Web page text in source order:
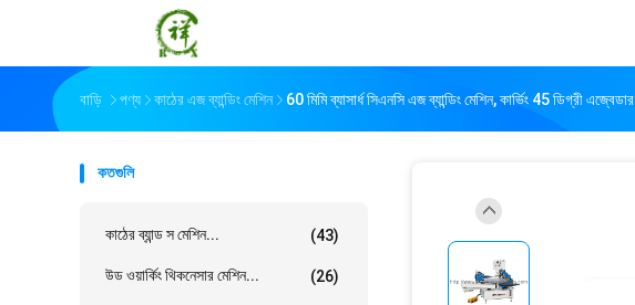
বাড়ি পণ্য কাঠের এজ ব্যান্ডিং মেশিন 60 মিমি ব্যাসার্ধ সিএনসি এজ ব্যান্ডিং মেশিন, কার্ভিং 45 ডিগ্রী এজ্বেডার
কতগুলি
কাঠের ব্যান্ড স মেশিন... (43)
উড ওয়ার্কিং থিকনেসার মেশিন... (26)